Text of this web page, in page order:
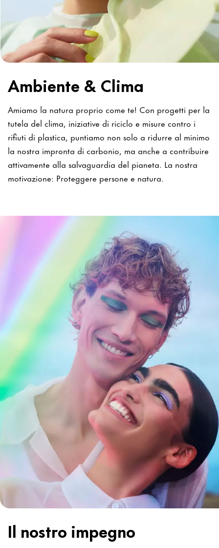
Ambiente & Clima
Amiamo la natura proprio come te! Con progetti per la
tutela del clima, iniziative di riciclo e misure contro i
rifiuti di plastica, puntiamo non solo a ridurre al minimo
la nostra impronta di carbonio, ma anche a contribuire
attivamente alla salvaguardia del pianeta. La nostra
motivazione: Proteggere persone e natura.
Il nostro impegno